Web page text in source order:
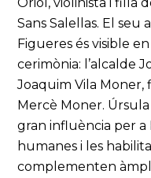
Sans Salellas. El seu
Figueres és visible
cerimònia: l’alcalde
Joaquim Vila Moner,
Mercè Moner. Úrsula
gran influència per a
humanes i les
complementen